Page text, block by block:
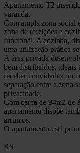
Apartamento T2
varanda.
Com ampla zona social
zona de refeições e
funcional. A cozinha,
uma utilização prática
A área privada
bem distribuídos, ideais
receber convidados ou
separação entre a zona
privacidade.
Com cerca de 94m2 de
apartamento dispõe
arrumos.
O apartamento está
RS